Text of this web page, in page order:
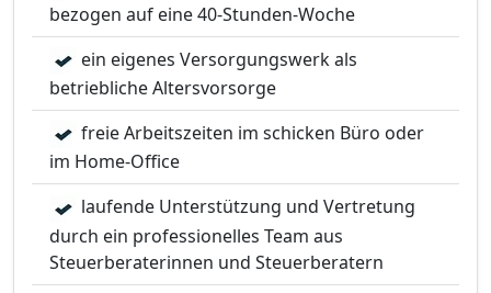
bezogen auf eine 40-Stunden-Woche
ein eigenes Versorgungswerk als
betriebliche Altersvorsorge
freie Arbeitszeiten im schicken Büro oder
im Home-Office
laufende Unterstützung und Vertretung
durch ein professionelles Team aus
Steuerberaterinnen und Steuerberatern